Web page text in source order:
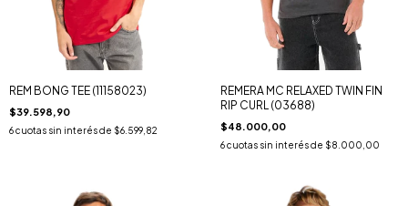
REM BONG TEE (11158023)
$39.598,90
6cuotas sin interés de $6.599,82
REMERA MC RELAXED TWIN FIN
RIP CURL (03688)
$48.000,00
6 cuotas sin interés de $8.000,00